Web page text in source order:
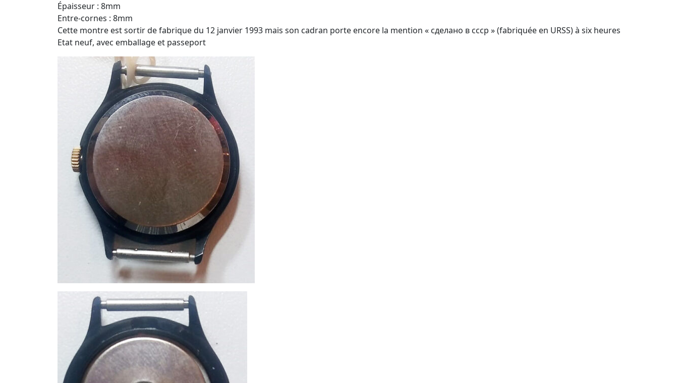
Épaisseur : 8mm
Entre-cornes : 8mm
Cette montre est sortir de fabrique du 12 janvier 1993 mais son cadran porte encore la mention « cделано в cccp » (fabriquée en URSS) à six heures
Etat neuf, avec emballage et passeport